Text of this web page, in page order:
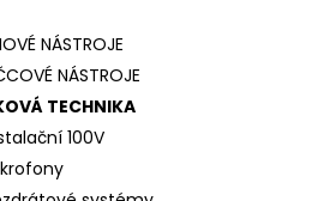
NÁSTROJE
NÁSTROJE
TECHNIKA
100V
S110BK BEZ STOJANU